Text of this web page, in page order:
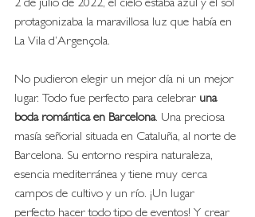
2 de julio de 2022, el cielo estaba azul y el sol
protagonizaba la maravillosa luz que había en
La Vila d’Argençola.
No pudieron elegir un mejor día ni un mejor
lugar. Todo fue perfecto para celebrar una
boda romántica en Barcelona. Una preciosa
masía señorial situada en Cataluña, al norte de
Barcelona. Su entorno respira naturaleza,
esencia mediterránea y tiene muy cerca
campos de cultivo y un río. ¡Un lugar
perfecto hacer todo tipo de eventos! Y crear